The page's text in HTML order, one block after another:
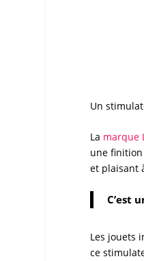
Un
La marque
une finition
et plaisant
C’est
Les jouets
ce